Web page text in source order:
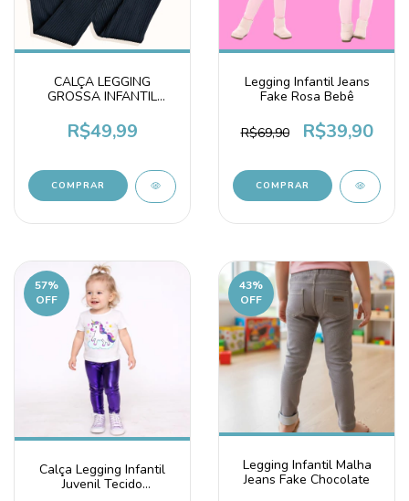
CALÇA LEGGING
GROSSA INFANTIL
MALHA PREMIUM
R$49,99
COMPRAR
Legging Infantil Jeans
Fake Rosa Bebê
R$69,90 R$39,90
COMPRAR
57%
OFF
Calça Legging Infantil
Juvenil Tecido
43%
OFF
Legging Infantil Malha
Jeans Fake Chocolate